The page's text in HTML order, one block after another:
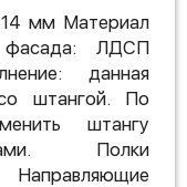
мм Материал
ЛДСП
данная
штангой. По
штангу
Полки